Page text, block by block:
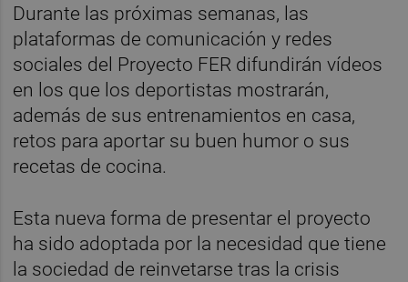
Durante las próximas semanas, las
plataformas de comunicación y redes
sociales del Proyecto FER difundirán vídeos
en los que los deportistas mostrarán,
además de sus entrenamientos en casa,
retos para aportar su buen humor o sus
recetas de cocina.
Esta nueva forma de presentar el proyecto
ha sido adoptada por la necesidad que tiene
la sociedad de reinvetarse tras la crisis